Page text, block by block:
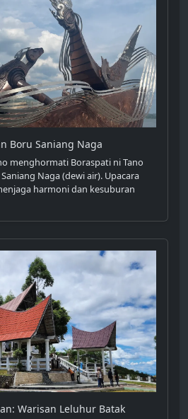
Boru Saniang Naga
menghormati Boraspati ni Tano
Naga (dewi air). Upacara
harmoni dan kesuburan
Warisan Leluhur Batak